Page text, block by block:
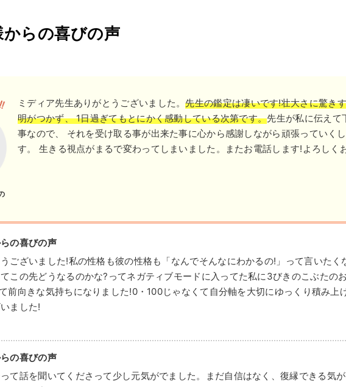
からの喜びの声
ミディア先生ありがとうございました。先生の鑑定は凄いです!壮大さに驚き
明がつかず、 1日過ぎてもとにかく感動している次第です。先生が私に伝えて
事なので、 それを受け取る事が出来た事に心から感謝しながら頑張っていく
す。 生きる視点がまるで変わってしまいました。またお電話します!よろしく
の喜びの声
ございました!私の性格も彼の性格も「なんでそんなにわかるの!」って言いた
この先どうなるのかな?ってネガティブモードに入ってた私に3びきのこぶたの
前向きな気持ちになりました!0・100じゃなくて自分軸を大切にゆっくり積み上
ました!
の喜びの声
て話を聞いてくださって少し元気がでました。まだ自信はなく、復縁できる気